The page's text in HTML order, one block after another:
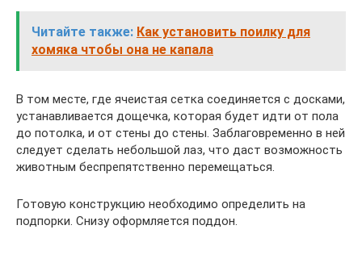
Читайте также: Как установить поилку для
хомяка чтобы она не капала
В том месте, где ячеистая сетка соединяется с досками,
устанавливается дощечка, которая будет идти от пола
до потолка, и от стены до стены. Заблаговременно в ней
следует сделать небольшой лаз, что даст возможность
животным беспрепятственно перемещаться.
Готовую конструкцию необходимо определить на
подпорки. Снизу оформляется поддон.